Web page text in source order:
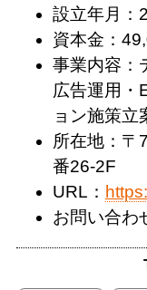
設立年月：
資本金：
事業内容：
広告運用・
ョン施策立
所在地：
番26-2F
URL：
お問い合わ